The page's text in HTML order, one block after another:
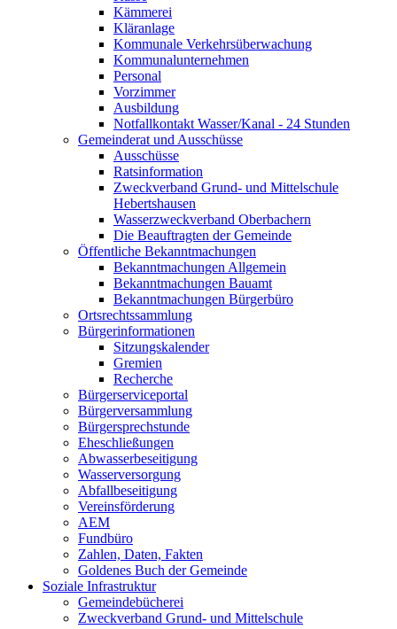
Kämmerei
Kläranlage
Kommunale Verkehrsüberwachung
Kommunalunternehmen
Personal
Vorzimmer
Ausbildung
Notfallkontakt Wasser/Kanal - 24 Stunden
Gemeinderat und Ausschüsse
Ausschüsse
Ratsinformation
Zweckverband Grund- und Mittelschule
Hebertshausen
Wasserzweckverband Oberbachern
Die Beauftragten der Gemeinde
Öffentliche Bekanntmachungen
Bekanntmachungen Allgemein
Bekanntmachungen Bauamt
Bekanntmachungen Bürgerbüro
Ortsrechtssammlung
Bürgerinformationen
Sitzungskalender
Gremien
Recherche
Bürgerserviceportal
Bürgerversammlung
Bürgersprechstunde
Eheschließungen
Abwasserbeseitigung
Wasserversorgung
Abfallbeseitigung
Vereinsförderung
AEM
Fundbüro
Zahlen, Daten, Fakten
Goldenes Buch der Gemeinde
Soziale Infrastruktur
Gemeindebücherei
Zweckverband Grund- und Mittelschule